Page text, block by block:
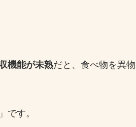
機能が未熟だと、食べ物を異物
」です。